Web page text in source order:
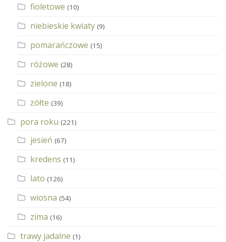
fioletowe (10)
niebieskie kwiaty (9)
pomarańczowe (15)
różowe (28)
zielone (18)
żółte (39)
pora roku (221)
jesień (67)
kredens (11)
lato (126)
wiosna (54)
zima (16)
trawy jadalne (1)